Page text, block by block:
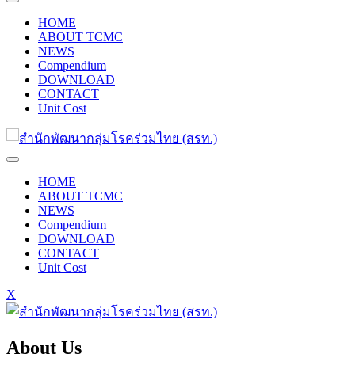
HOME
ABOUT TCMC
NEWS
Compendium
DOWNLOAD
CONTACT
Unit Cost
HOME
ABOUT TCMC
NEWS
Compendium
DOWNLOAD
CONTACT
Unit Cost
X
About Us